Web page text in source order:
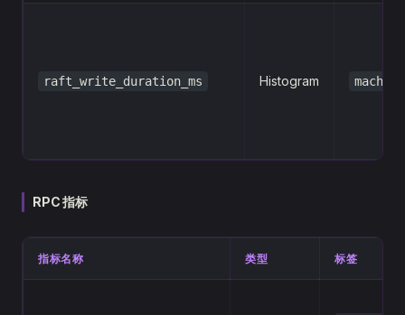
raft_write_duration_ms Histogram machine
RPC 指标
指标名称 类型 标签